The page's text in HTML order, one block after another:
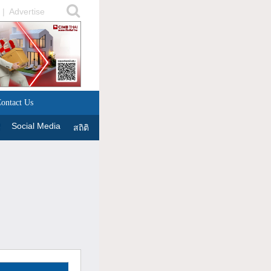
| Advertise
Us
Social Media สถิติ